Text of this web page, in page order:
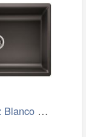
Granitový dřez Blanco ZIA XL 6 S…